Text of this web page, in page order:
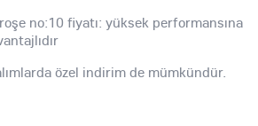
no:10 fiyatı: yüksek performansına
özel indirim de mümkündür.